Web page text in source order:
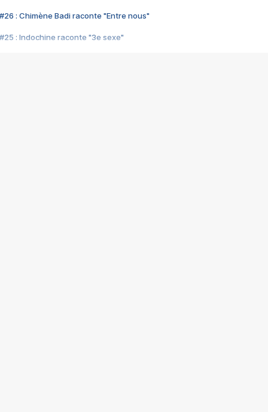
#26 : Chimène Badi raconte "Entre nous"
#25 : Indochine raconte "3e sexe"